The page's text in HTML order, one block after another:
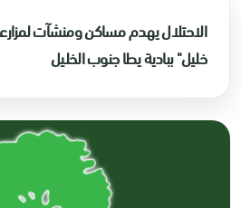
الاحتلال يهدم مساكن ومنشآت
خليل" ببادية يطا جنوب الخليل